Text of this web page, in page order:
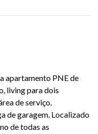
apartamento PNE de
living para dois
de serviço.
de garagem. Localizado
de todas as